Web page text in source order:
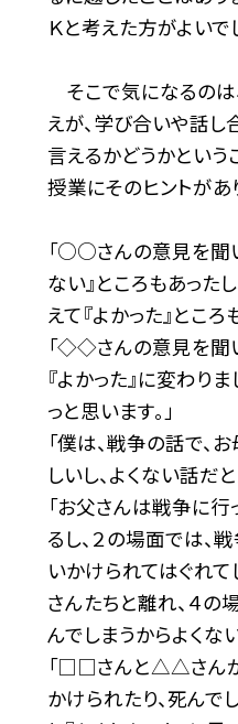
Ｋと考えた方がよいで
そこで気になるのは
えが、学び合いや話
言えるかどうかという
授業にそのヒントがあ
「○○さんの意見を聞い
ない』ところもあった
えて『よかった』とこ
「◇◇さんの意見を聞い
『よかった』に変わり
っと思います。」
「僕は、戦争の話で、
しいし、よくない話だと
「お父さんは戦争に
るし、２の場面では、
いかけられてはぐれ
さんたちと離れ、４
んでしまうからよくな
「□□さんと△△さんが
かけられたり、死んで